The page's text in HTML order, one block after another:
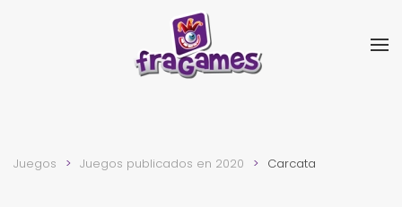
Skip to main content
Juegos Juegos publicados en 2020 Carcata